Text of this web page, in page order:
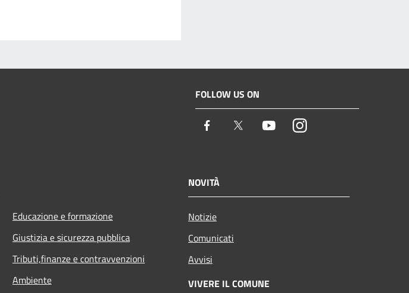
FOLLOW US ON
Facebook Twitter YoutubeInstagram
Educazione e formazione
Giustizia e sicurezza pubblica
Tributi,finanze e contravvenzioni
Ambiente
NOVITÀ
Notizie
Comunicati
Avvisi
VIVERE IL COMUNE